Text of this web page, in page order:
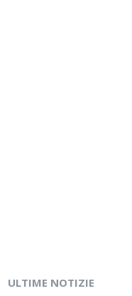
ULTIME NOTIZIE